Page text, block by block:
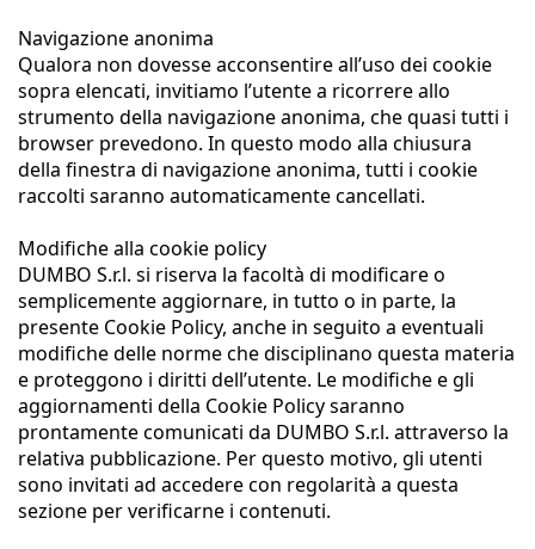
Navigazione anonima
Qualora non dovesse acconsentire all’uso dei cookie
sopra elencati, invitiamo l’utente a ricorrere allo
strumento della navigazione anonima, che quasi tutti i
browser prevedono. In questo modo alla chiusura
della finestra di navigazione anonima, tutti i cookie
raccolti saranno automaticamente cancellati.
Modifiche alla cookie policy
DUMBO S.r.l. si riserva la facoltà di modificare o
semplicemente aggiornare, in tutto o in parte, la
presente Cookie Policy, anche in seguito a eventuali
modifiche delle norme che disciplinano questa materia
e proteggono i diritti dell’utente. Le modifiche e gli
aggiornamenti della Cookie Policy saranno
prontamente comunicati da DUMBO S.r.l. attraverso la
relativa pubblicazione. Per questo motivo, gli utenti
sono invitati ad accedere con regolarità a questa
sezione per verificarne i contenuti.